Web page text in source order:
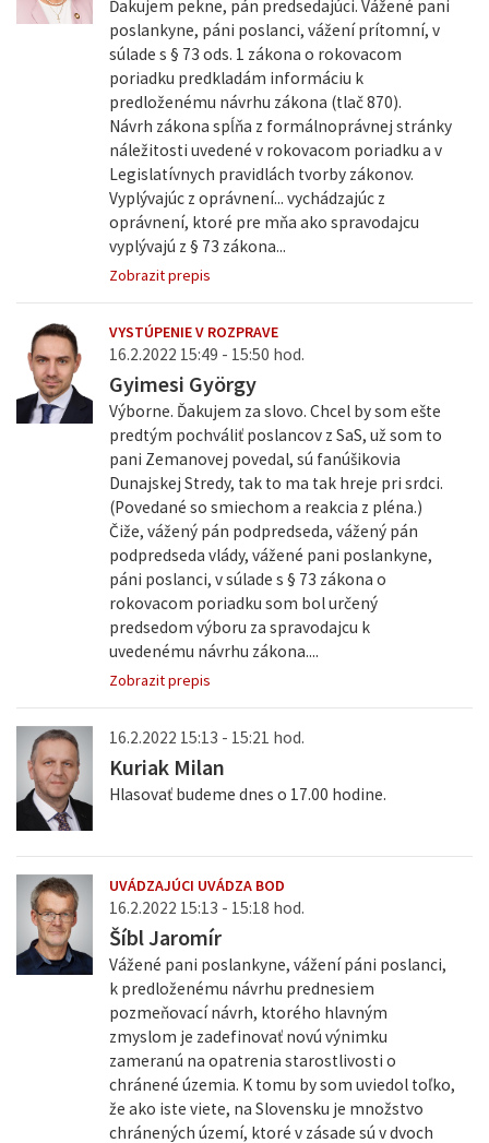
Ďakujem pekne, pán predsedajúci. Vážené pani
poslankyne, páni poslanci, vážení prítomní, v
súlade s § 73 ods. 1 zákona o rokovacom
poriadku predkladám informáciu k
predloženému návrhu zákona (tlač 870).
Návrh zákona spĺňa z formálnoprávnej stránky
náležitosti uvedené v rokovacom poriadku a v
Legislatívnych pravidlách tvorby zákonov.
Vyplývajúc z oprávnení... vychádzajúc z
oprávnení, ktoré pre mňa ako spravodajcu
vyplývajú z § 73 zákona...
Zobrazit prepis
VYSTÚPENIE V ROZPRAVE
16.2.2022 15:49 - 15:50 hod.
Gyimesi György
Výborne. Ďakujem za slovo. Chcel by som ešte
predtým pochváliť poslancov z SaS, už som to
pani Zemanovej povedal, sú fanúšikovia
Dunajskej Stredy, tak to ma tak hreje pri srdci.
(Povedané so smiechom a reakcia z pléna.)
Čiže, vážený pán podpredseda, vážený pán
podpredseda vlády, vážené pani poslankyne,
páni poslanci, v súlade s § 73 zákona o
rokovacom poriadku som bol určený
predsedom výboru za spravodajcu k
uvedenému návrhu zákona....
Zobrazit prepis
16.2.2022 15:13 - 15:21 hod.
Kuriak Milan
Hlasovať budeme dnes o 17.00 hodine.
UVÁDZAJÚCI UVÁDZA BOD
16.2.2022 15:13 - 15:18 hod.
Šíbl Jaromír
Vážené pani poslankyne, vážení páni poslanci,
k predloženému návrhu prednesiem
pozmeňovací návrh, ktorého hlavným
zmyslom je zadefinovať novú výnimku
zameranú na opatrenia starostlivosti o
chránené územia. K tomu by som uviedol toľko,
že ako iste viete, na Slovensku je množstvo
chránených území, ktoré v zásade sú v dvoch